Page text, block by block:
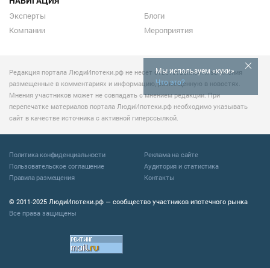
Мы используем «куки»
Что это?
Эксперты
Компании
Блоги
Мероприятия
Редакция портала ЛюдиИпотеки.рф не несет ответственности за мнения
размещенные в комментариях и информацию, размещенную в новостях.
Мнения участников может не совпадать с мнением редакции. При
перепечатке материалов портала ЛюдиИпотеки.рф необходимо указывать
сайт в качестве источника с активной гиперссылкой.
© 2011-2025 ЛюдиИпотеки.рф — сообщество участников ипотечного рынка
Все права защищены
Политика конфиденциальности
Пользовательское соглашение
Правила размещения
Реклама на сайте
Аудитория и статистика
Контакты